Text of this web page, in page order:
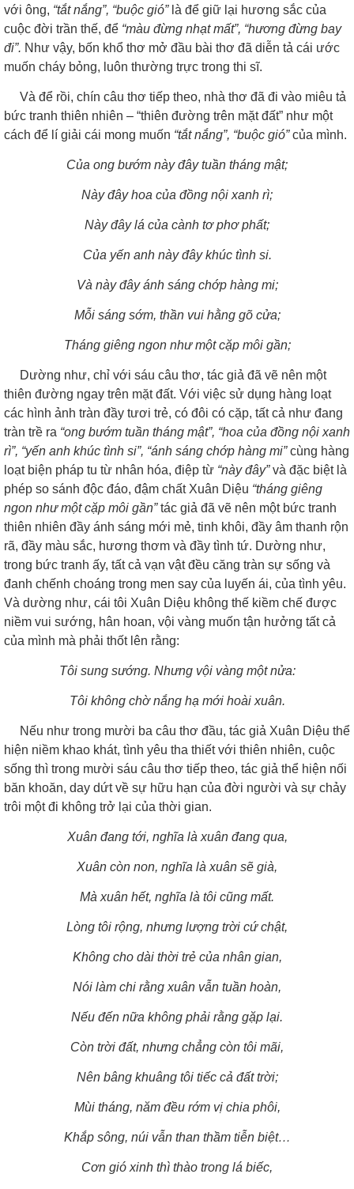
với ông, “tắt nắng”, “buộc gió” là để giữ lại hương sắc của
cuộc đời trần thế, để “màu đừng nhạt mất”, “hương đừng bay
đi”. Như vậy, bốn khổ thơ mở đầu bài thơ đã diễn tả cái ước
muốn cháy bỏng, luôn thường trực trong thi sĩ.
Và để rồi, chín câu thơ tiếp theo, nhà thơ đã đi vào miêu tả
bức tranh thiên nhiên – “thiên đường trên mặt đất” như một
cách để lí giải cái mong muốn “tắt nắng”, “buộc gió”của mình.
Của ong bướm này đây tuần tháng mật;
Này đây hoa của đồng nội xanh rì;
Này đây lá của cành tơ phơ phất;
Của yến anh này đây khúc tình si.
Và này đây ánh sáng chớp hàng mi;
Mỗi sáng sớm, thần vui hằng gõ cửa;
Tháng giêng ngon như một cặp môi gần;
Dường như, chỉ với sáu câu thơ, tác giả đã vẽ nên một
thiên đường ngay trên mặt đất. Với việc sử dụng hàng loạt
các hình ảnh tràn đầy tươi trẻ, có đôi có cặp, tất cả như đang
tràn trề ra “ong bướm tuần tháng mật”, “hoa của đồng nội xanh
rì”, “yến anh khúc tình si”, “ánh sáng chớp hàng mi”cùng hàng
loạt biện pháp tu từ nhân hóa, điệp từ “này đây”và đặc biệt là
phép so sánh độc đáo, đậm chất Xuân Diệu “tháng giêng
ngon như một cặp môi gần”tác giả đã vẽ nên một bức tranh
thiên nhiên đầy ánh sáng mới mẻ, tinh khôi, đầy âm thanh rộn
rã, đầy màu sắc, hương thơm và đầy tình tứ. Dường như,
trong bức tranh ấy, tất cả vạn vật đều căng tràn sự sống và
đanh chếnh choáng trong men say của luyến ái, của tình yêu.
Và dường như, cái tôi Xuân Diệu không thế kiềm chế được
niềm vui sướng, hân hoan, vội vàng muốn tận hưởng tất cả
của mình mà phải thốt lên rằng:
Tôi sung sướng. Nhưng vội vàng một nửa:
Tôi không chờ nắng hạ mới hoài xuân.
Nếu như trong mười ba câu thơ đầu, tác giả Xuân Diệu thể
hiện niềm khao khát, tình yêu tha thiết với thiên nhiên, cuộc
sống thì trong mười sáu câu thơ tiếp theo, tác giả thể hiện nối
băn khoăn, day dứt về sự hữu hạn của đời người và sự chảy
trôi một đi không trở lại của thời gian.
Xuân đang tới, nghĩa là xuân đang qua,
Xuân còn non, nghĩa là xuân sẽ già,
Mà xuân hết, nghĩa là tôi cũng mất.
Lòng tôi rộng, nhưng lượng trời cứ chật,
Không cho dài thời trẻ của nhân gian,
Nói làm chi rằng xuân vẫn tuần hoàn,
Nếu đến nữa không phải rằng gặp lại.
Còn trời đất, nhưng chẳng còn tôi mãi,
Nên bâng khuâng tôi tiếc cả đất trời;
Mùi tháng, năm đều rớm vị chia phôi,
Khắp sông, núi vẫn than thầm tiễn biệt…
Cơn gió xinh thì thào trong lá biếc,